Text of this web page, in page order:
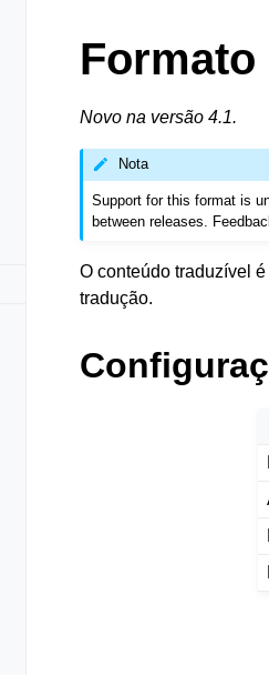
Formato
Novo na versão 4.1.
Nota
Support for this format is
between releases.
O conteúdo traduzível
tradução.